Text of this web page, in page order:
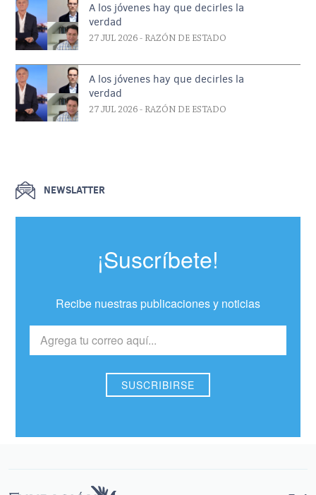
A los jóvenes hay que decirles la
verdad
27 JUL 2026 - RAZÓN DE ESTADO
A los jóvenes hay que decirles la
verdad
27 JUL 2026 - RAZÓN DE ESTADO
NEWSLATTER
¡Suscríbete!
Recibe nuestras publicaciones y noticias